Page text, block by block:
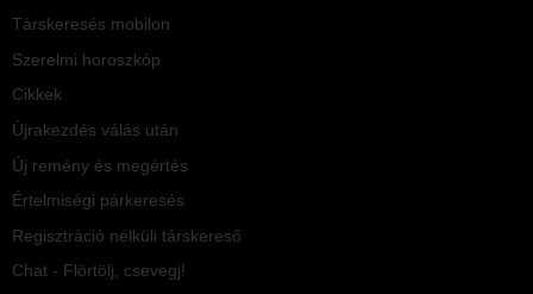
Társkeresés mobilon
Szerelmi horoszkóp
Cikkek
Újrakezdés válás után
Új remény és megértés
Értelmiségi párkeresés
Regisztráció nélküli társkereső
Chat - Flörtölj, csevegj!